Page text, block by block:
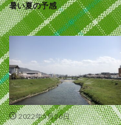
暑い夏の予感
2022年5月26日